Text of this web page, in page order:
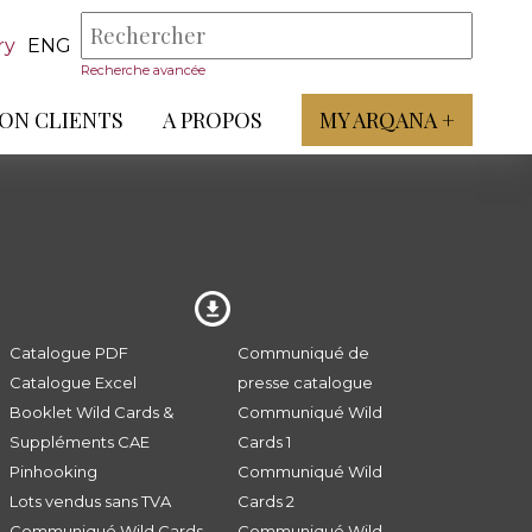
ENG
Recherche avancée
CLIENTS A PROPOS MY ARQANA +
Catalogue PDF
Catalogue Excel
Booklet Wild Cards &
Suppléments CAE
Pinhooking
Lots vendus sans TVA
Communiqué de
presse catalogue
Communiqué Wild
Cards 1
Communiqué Wild
Cards 2